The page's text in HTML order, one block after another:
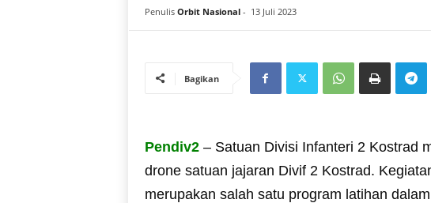
Penulis Orbit Nasional- 13 Juli 2023
Bagikan
Pendiv2– Satuan Divisi Infanteri 2 Kostrad
drone satuan jajaran Divif 2 Kostrad.
merupakan salah satu program latihan